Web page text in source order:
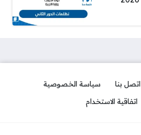
اتصل بنا
سياسة الخصوصية
اتفاقية الاستخدام